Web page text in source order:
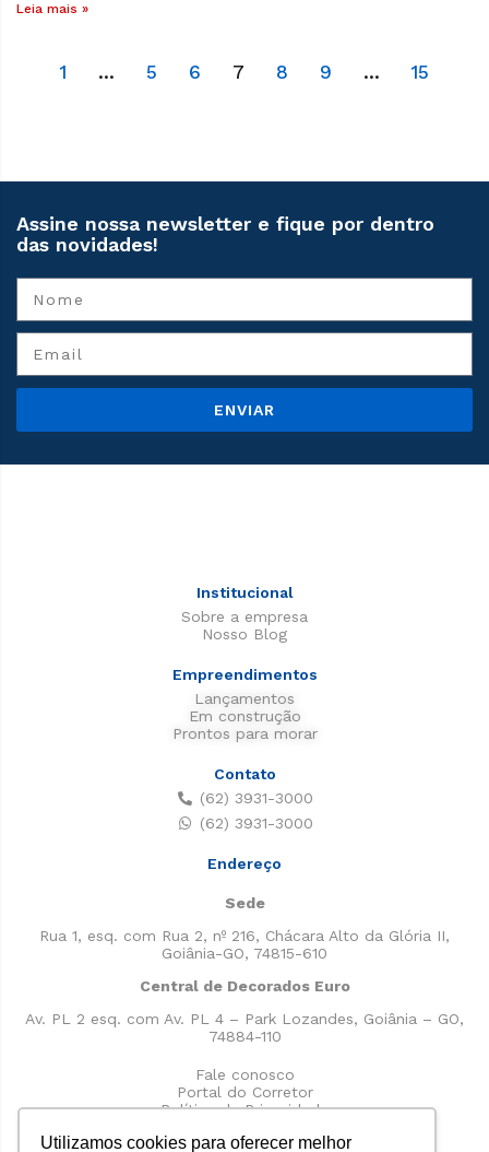
Utilizamos cookies para oferecer melhor
Leia mais »
1 … 5 6 7 8 9 … 15
Assine nossa newsletter e fique por dentro
das novidades!
ENVIAR
Institucional
Sobre a empresa
Nosso Blog
Empreendimentos
Lançamentos
Em construção
Prontos para morar
Contato
(62) 3931-3000
(62) 3931-3000
Endereço
Sede
Rua 1, esq. com Rua 2, nº 216, Chácara Alto da Glória II,
Goiânia-GO, 74815-610
Central de Decorados Euro
Av. PL 2 esq. com Av. PL 4 – Park Lozandes, Goiânia – GO,
74884-110
Fale conosco
Portal do Corretor
Política de Privacidade